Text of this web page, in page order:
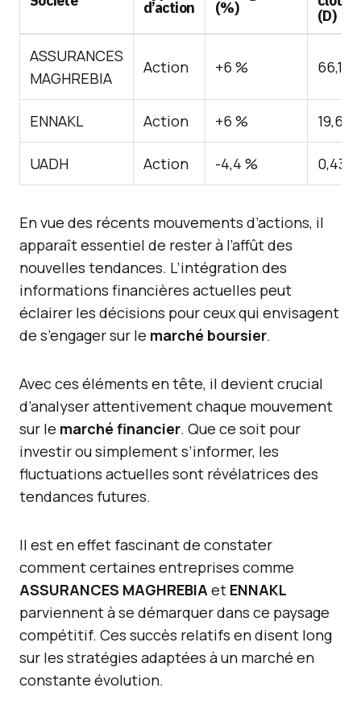
d’action
(%)
(D)
ASSURANCES
MAGHREBIA
Action +6 % 66,140
ENNAKL Action +6 % 19,660
UADH Action -4,4 % 0,430
En vue des récents mouvements d’actions, il
apparaît essentiel de rester à l’affût des
nouvelles tendances. L’intégration des
informations financières actuelles peut
éclairer les décisions pour ceux qui envisagent
de s’engager sur le marché boursier.
Avec ces éléments en tête, il devient crucial
d’analyser attentivement chaque mouvement
sur le marché financier. Que ce soit pour
investir ou simplement s’informer, les
fluctuations actuelles sont révélatrices des
tendances futures.
Il est en effet fascinant de constater
comment certaines entreprises comme
ASSURANCES MAGHREBIAet ENNAKL
parviennent à se démarquer dans ce paysage
compétitif. Ces succès relatifs en disent long
sur les stratégies adaptées à un marché en
constante évolution.